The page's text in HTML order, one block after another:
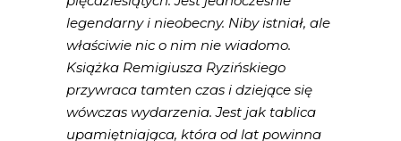
legendarny i nieobecny. Niby istniał, ale
właściwie nic o nim nie wiadomo.
Książka Remigiusza Ryzińskiego
przywraca tamten czas i dziejące się
wówczas wydarzenia. Jest jak tablica
upamiętniająca, która od lat powinna